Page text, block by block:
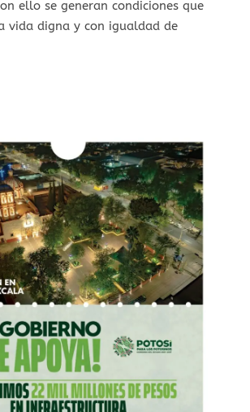
ello se generan condiciones que
vida digna y con igualdad de